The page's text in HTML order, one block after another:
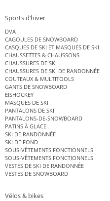
Sports d’hiver
DVA
CAGOULES DE SNOWBOARD
CASQUES DE SKI ET MASQUES DE SKI
CHAUSSETTES & CHAUSSONS
CHAUSSURES DE SKI
CHAUSSURES DE SKI DE RANDONNÉE
COUTEAUX & MULTITOOLS
GANTS DE SNOWBOARD
EISHOCKEY
MASQUES DE SKI
PANTALONS DE SKI
PANTALONS-DE-SNOWBOARD
PATINS À GLACE
SKI DE RANDONNÉE
SKI DE FOND
SOUS-VÊTEMENTS FONCTIONNELS
SOUS-VÊTEMENTS FONCTIONNELS
VESTES DE SKI DE RANDONNÉE
VESTES DE SNOWBOARD
Vélos & bikes